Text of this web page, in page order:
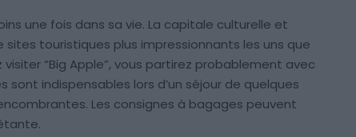
une fois dans sa vie. La capitale culturelle et
touristiques plus impressionnants les uns que
“Big Apple”, vous partirez probablement avec
sont indispensables lors d’un séjour de quelques
Les consignes à bagages peuvent